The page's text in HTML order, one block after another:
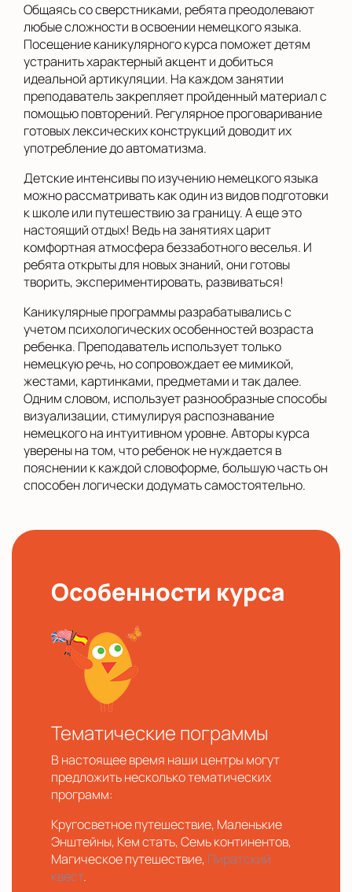
Общаясь со сверстниками, ребята преодолевают
любые сложности в освоении немецкого языка.
Посещение каникулярного курса поможет детям
устранить характерный акцент и добиться
идеальной артикуляции. На каждом занятии
преподаватель закрепляет пройденный материал с
помощью повторений. Регулярное проговаривание
готовых лексических конструкций доводит их
употребление до автоматизма.
Детские интенсивы по изучению немецкого языка
можно рассматривать как один из видов подготовки
к школе или путешествию за границу. А еще это
настоящий отдых! Ведь на занятиях царит
комфортная атмосфера беззаботного веселья. И
ребята открыты для новых знаний, они готовы
творить, экспериментировать, развиваться!
Каникулярные программы разрабатывались с
учетом психологических особенностей возраста
ребенка. Преподаватель использует только
немецкую речь, но сопровождает ее мимикой,
жестами, картинками, предметами и так далее.
Одним словом, использует разнообразные способы
визуализации, стимулируя распознавание
немецкого на интуитивном уровне. Авторы курса
уверены на том, что ребенок не нуждается в
пояснении к каждой словоформе, большую часть он
способен логически додумать самостоятельно.
Особенности курса
Тематические пограммы
В настоящее время наши центры могут
предложить несколько тематических
программ:
Кругосветное путешествие, Маленькие
Энштейны, Кем стать, Семь континентов,
Магическое путешествие, Пиратский
квест.